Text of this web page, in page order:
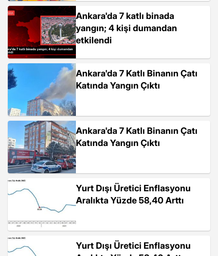
Ankara'da 7 katlı binada
yangın; 4 kişi dumandan
etkilendi
Ankara'da 7 Katlı Binanın Çatı
Katında Yangın Çıktı
Ankara'da 7 Katlı Binanın Çatı
Katında Yangın Çıktı
Yurt Dışı Üretici Enflasyonu
Aralıkta Yüzde 58,40 Arttı
Yurt Dışı Üretici Enflasyonu